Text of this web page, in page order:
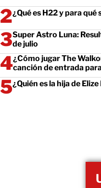
¿Qué es H22 y para qué
Super Astro Luna:
de julio
¿Cómo jugar The
canción de entrada
¿Quién es la hija de